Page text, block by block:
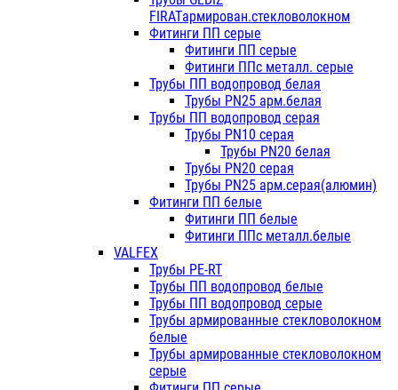
FIRATармирован.стекловолокном
Фитинги ПП серые
Фитинги ПП серые
Фитинги ППс металл. серые
Трубы ПП водопровод белая
Трубы PN25 арм.белая
Трубы ПП водопровод серая
Трубы PN10 серая
Трубы PN20 белая
Трубы PN20 серая
Трубы PN25 арм.серая(алюмин)
Фитинги ПП белые
Фитинги ПП белые
Фитинги ППс металл.белые
VALFEX
Трубы PE-RT
Трубы ПП водопровод белые
Трубы ПП водопровод серые
Трубы армированные стекловолокном
белые
Трубы армированные стекловолокном
серые